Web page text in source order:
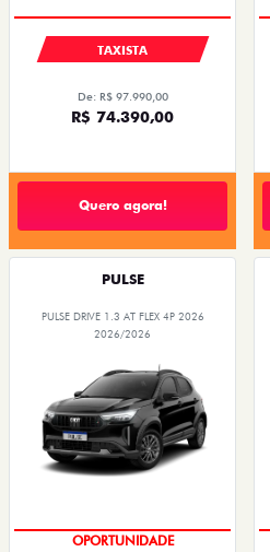
TAXISTA
De: R$ 97.990,00
R$ 74.390,00
Quero agora!
PULSE
PULSE DRIVE 1.3 AT FLEX 4P 2026
2026/2026
OPORTUNIDADE